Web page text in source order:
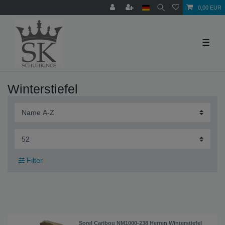
0,00 EUR
☰
Winterstiefel
Filter
Sorel Caribou NM1000-238 Herren Winterstiefel